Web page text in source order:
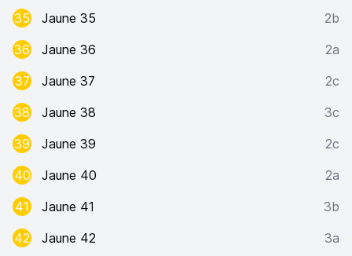
35
Jaune 35
2b
36
Jaune 36
2a
37
Jaune 37
2c
38
Jaune 38
3c
39
Jaune 39
2c
40
Jaune 40
2a
41
Jaune 41
3b
42
Jaune 42
3a